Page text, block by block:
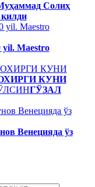
Солиҳ
yil. Maestro
КУНИ
ГЎЗАЛ
Венецияда ўз